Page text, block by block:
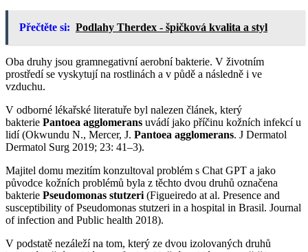
Přečtěte si: Podlahy Therdex - špičková kvalita a styl
Oba druhy jsou gramnegativní aerobní bakterie. V životním
prostředí se vyskytují na rostlinách a v půdě a následně i ve
vzduchu.
V odborné lékařské literatuře byl nalezen článek, který
bakterie Pantoea agglomerans uvádí jako příčinu kožních infekcí u
lidí (Okwundu N., Mercer, J. Pantoea agglomerans. J Dermatol
Dermatol Surg 2019; 23: 41–3).
Majitel domu mezitím konzultoval problém s Chat GPT a jako
původce kožních problémů byla z těchto dvou druhů označena
bakterie Pseudomonas stutzeri (Figueiredo at al. Presence and
susceptibility of Pseudomonas stutzeri in a hospital in Brasil. Journal
of infection and Public health 2018).
V podstatě nezáleží na tom, který ze dvou izolovaných druhů